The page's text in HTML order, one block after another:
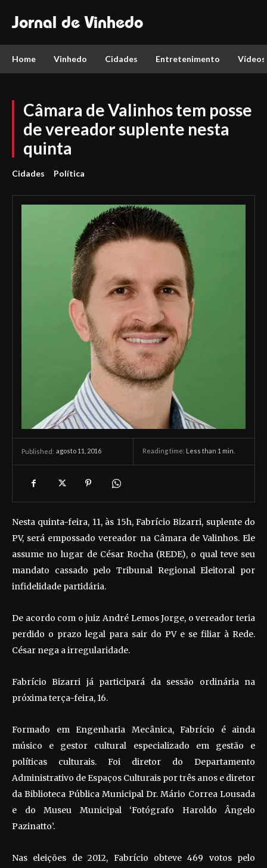
Jornal de Vinhedo
Home Vinhedo Cidades Entretenimento Vídeos
Câmara de Valinhos tem posse
de vereador suplente nesta
quinta
Cidades Política
Published: agosto 11, 2016 Reading time: Less than 1 min.
Nesta quinta-feira, 11, às 15h, Fabrício Bizarri, suplente do
PV, será empossado vereador na Câmara de Valinhos. Ele
assume no lugar de César Rocha (REDE), o qual teve seu
mandato cassado pelo Tribunal Regional Eleitoral por
infidelidade partidária.
De acordo com o juiz André Lemos Jorge, o vereador teria
perdido o prazo legal para sair do PV e se filiar à Rede.
César nega a irregularidade.
Fabrício Bizarri já participará da sessão ordinária na
próxima terça-feira, 16.
Formado em Engenharia Mecânica, Fabrício é ainda
músico e gestor cultural especializado em gestão e
políticas culturais. Foi diretor do Departamento
Administrativo de Espaços Culturais por três anos e diretor
da Biblioteca Pública Municipal Dr. Mário Correa Lousada
e do Museu Municipal ‘Fotógrafo Haroldo Ângelo
Pazinatto’.
Nas eleições de 2012, Fabrício obteve 469 votos pelo